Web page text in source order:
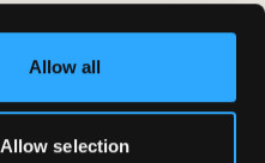
Allow all
Allow selection